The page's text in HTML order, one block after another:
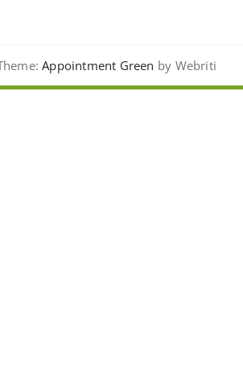
Appointment Green by Webriti